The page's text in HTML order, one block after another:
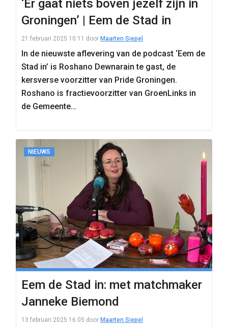
‘Er gaat niets boven jezelf zijn in
Groningen’ | Eem de Stad in
21 februari 2025 10:11 door Maarten Siepel
In de nieuwste aflevering van de podcast ‘Eem de
Stad in’ is Roshano Dewnarain te gast, de
kersverse voorzitter van Pride Groningen.
Roshano is fractievoorzitter van GroenLinks in
de Gemeente…
NIEUWS
Eem de Stad in: met matchmaker
Janneke Biemond
13 februari 2025 16:05 door Maarten Siepel